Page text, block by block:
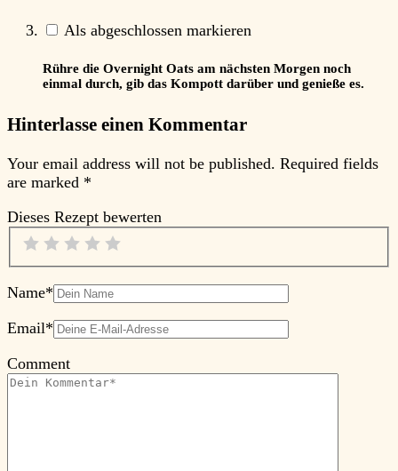
Als abgeschlossen markieren
Rühre die Overnight Oats am nächsten Morgen noch
einmal durch, gib das Kompott darüber und genieße es.
Hinterlasse einen Kommentar
Your email address will not be published. Required fields
are marked *
Dieses Rezept bewerten
Name*
Email*
Comment